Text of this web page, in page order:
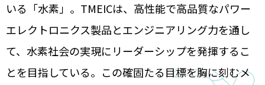
いる「水素」。TMEICは、高性能で高品質なパワー
エレクトロニクス製品とエンジニアリング力を通し
て、水素社会の実現にリーダーシップを発揮するこ
とを目指している。この確固たる目標を胸に刻むメ